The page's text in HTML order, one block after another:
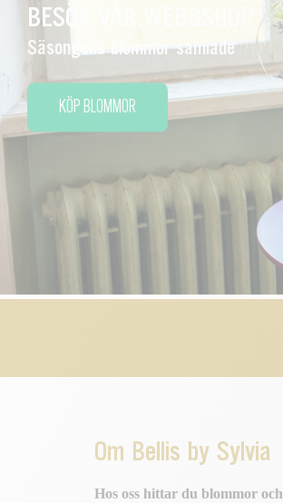
BESÖK VÅR WEBBSHOP
Säsongens blommor samlade
KÖP BLOMMOR
Om Bellis by Sylvia
Hos oss hittar du blommor och